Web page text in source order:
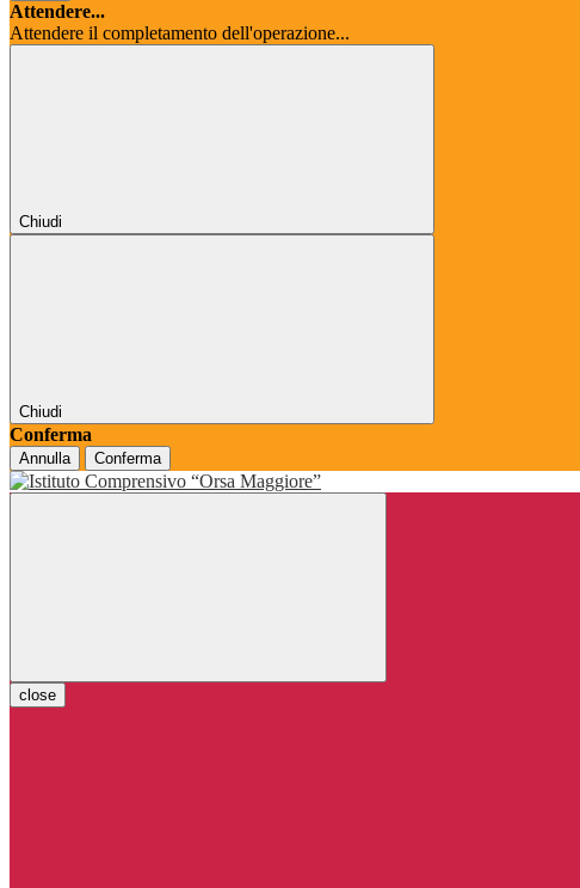
Attendere...
Attendere il completamento dell'operazione...
Chiudi
Chiudi
Conferma
Annulla Conferma
close